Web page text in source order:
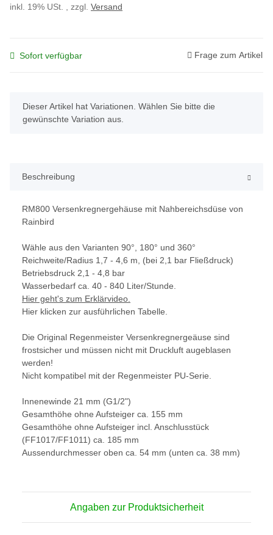
inkl. 19% USt. , zzgl. Versand
Sofort verfügbar Frage zum Artikel
x
Dieser Artikel hat Variationen. Wählen Sie bitte die
gewünschte Variation aus.
Beschreibung
RM800 Versenkregnergehäuse mit Nahbereichsdüse von
Rainbird
Wähle aus den Varianten 90°, 180° und 360°
Reichweite/Radius 1,7 - 4,6 m, (bei 2,1 bar Fließdruck)
Betriebsdruck 2,1 - 4,8 bar
Wasserbedarf ca. 40 - 840 Liter/Stunde.
Hier geht's zum Erklärvideo.
Hier klicken zur ausführlichen Tabelle.
Die Original Regenmeister Versenkregnergeäuse sind
frostsicher und müssen nicht mit Druckluft augeblasen
werden!
Nicht kompatibel mit der Regenmeister PU-Serie.
Innenewinde 21 mm (G1/2")
Gesamthöhe ohne Aufsteiger ca. 155 mm
Gesamthöhe ohne Aufsteiger incl. Anschlusstück
(FF1017/FF1011) ca. 185 mm
Aussendurchmesser oben ca. 54 mm (unten ca. 38 mm)
Angaben zur Produktsicherheit